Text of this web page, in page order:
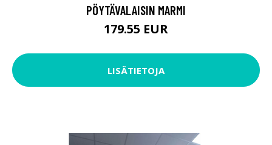
PÖYTÄVALAISIN MARMI
179.55 EUR
LISÄTIETOJA